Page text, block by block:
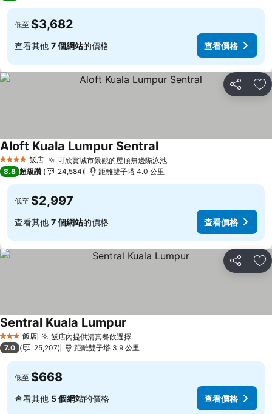
低至 $3,682
查看其他 7 個網站的價格 查看價格
分享 加
4 星級 飯店 可欣賞城市景觀的屋頂無邊際泳池查看價格
Aloft Kuala Lumpur Sentral查看價格
8.8 超級讚 24,584 距離雙子塔 4.0 公里
低至 $2,997
查看其他 7 個網站的價格 查看價格
分享 加
3 星級 飯店 飯店內提供清真餐飲選擇查看價格
Sentral Kuala Lumpur
7.0 25,207 距離雙子塔 3.9 公里
低至 $668
查看其他 5 個網站的價格 查看價格